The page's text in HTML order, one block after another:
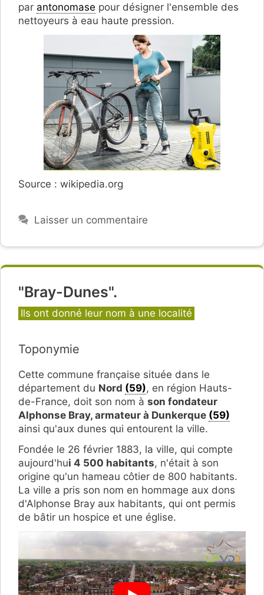
par antonomase pour désigner l'ensemble des
nettoyeurs à eau haute pression.
Source : wikipedia.org
Laisser un commentaire
"Bray-Dunes".
Catégories
Ils ont donné leur nom à une localité
Toponymie
Cette commune française située dans le
département du Nord (59), en région Hauts-
de-France, doit son nom à son fondateur
Alphonse Bray, armateur à Dunkerque (59)
ainsi qu'aux dunes qui entourent la ville.
Fondée le 26 février 1883, la ville, qui compte
aujourd'hui 4 500 habitants, n'était à son
origine qu'un hameau côtier de 800 habitants.
La ville a pris son nom en hommage aux dons
d'Alphonse Bray aux habitants, qui ont permis
de bâtir un hospice et une église.